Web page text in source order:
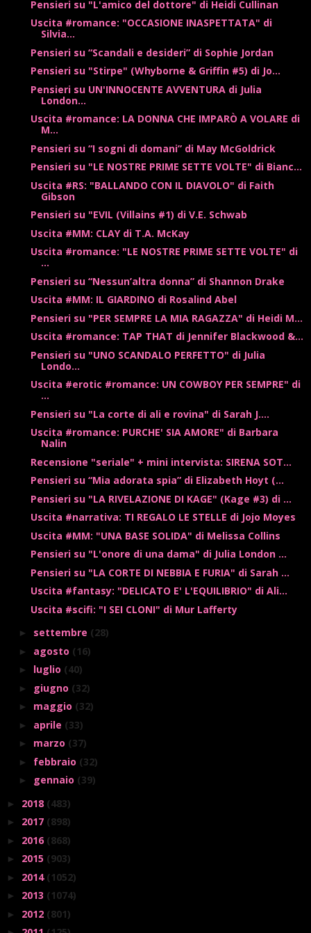
Pensieri su "L'amico del dottore" di Heidi Cullinan
Uscita #romance: "OCCASIONE INASPETTATA" di
Silvia...
Pensieri su “Scandali e desideri” di Sophie Jordan
Pensieri su "Stirpe" (Whyborne & Griffin #5) di Jo...
Pensieri su UN'INNOCENTE AVVENTURA di Julia
London...
Uscita #romance: LA DONNA CHE IMPARÒ A VOLARE di
M...
Pensieri su “I sogni di domani” di May McGoldrick
Pensieri su "LE NOSTRE PRIME SETTE VOLTE" di Bianc...
Uscita #RS: "BALLANDO CON IL DIAVOLO" di Faith
Gibson
Pensieri su "EVIL (Villains #1) di V.E. Schwab
Uscita #MM: CLAY di T.A. McKay
Uscita #romance: "LE NOSTRE PRIME SETTE VOLTE" di
...
Pensieri su “Nessun’altra donna” di Shannon Drake
Uscita #MM: IL GIARDINO di Rosalind Abel
Pensieri su "PER SEMPRE LA MIA RAGAZZA" di Heidi M...
Uscita #romance: TAP THAT di Jennifer Blackwood &...
Pensieri su "UNO SCANDALO PERFETTO" di Julia
Londo...
Uscita #erotic #romance: UN COWBOY PER SEMPRE" di
...
Pensieri su "La corte di ali e rovina" di Sarah J....
Uscita #romance: PURCHE' SIA AMORE" di Barbara
Nalin
Recensione "seriale" + mini intervista: SIRENA SOT...
Pensieri su “Mia adorata spia” di Elizabeth Hoyt (...
Pensieri su "LA RIVELAZIONE DI KAGE" (Kage #3) di ...
Uscita #narrativa: TI REGALO LE STELLE di Jojo Moyes
Uscita #MM: "UNA BASE SOLIDA" di Melissa Collins
Pensieri su "L'onore di una dama" di Julia London ...
Pensieri su "LA CORTE DI NEBBIA E FURIA" di Sarah ...
Uscita #fantasy: "DELICATO E' L'EQUILIBRIO" di Ali...
Uscita #scifi: "I SEI CLONI" di Mur Lafferty
► settembre (28)
► agosto (16)
► luglio (40)
► giugno (32)
► maggio (32)
► aprile (33)
► marzo (37)
► febbraio (32)
► gennaio (39)
► 2018 (483)
► 2017 (898)
► 2016 (868)
► 2015 (903)
► 2014 (1052)
► 2013 (1074)
► 2012 (801)